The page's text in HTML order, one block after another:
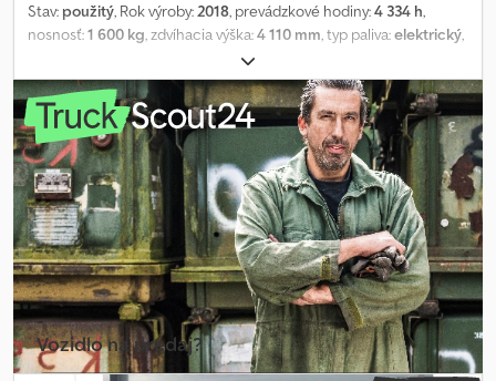
Stav: použitý, Rok výroby:2018, prevádzkové hodiny:4 334 h,
nosnosť:1 600 kg, zdvíhacia výška:4 110 mm, typ paliva:elektrický,
, stavebná výška:
percento, farba:iný, Príslušenstvo: bočný posúvač, nastaviteľné
vidly, Špeciálna výbava: 3. ventil, 4. ventil, predné pracovné svetlá,
schválenie pre cestnú premávku (STVZO), plný voľný zdvih, LED.
Crsdpfx Akovy Igge Aof
Vozidlo na predaj?